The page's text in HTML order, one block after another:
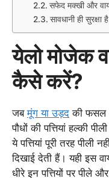
सफेद मक्खी और
सावधानी ही सुरक्षा है
येलो मोजेक
कैसे करें?
जबमूंग या उड़द की फसल
पौधों की पत्तियां हल्की
ये पत्तियां पूरी तरह पीली
दिखाई देती हैं। यही इस
धीरे इन पत्तियों पर पीले